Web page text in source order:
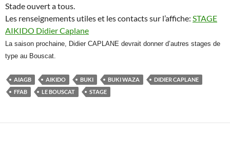
Stade ouvert a tous.
Les renseignements utiles et les contacts sur l’affiche: STAGE
AIKIDO Didier Caplane
La saison prochaine, Didier CAPLANE devrait donner d’autres stages de
type au Bouscat.
AIAGB AIKIDO BUKI BUKI WAZA
DIDIER CAPLANE
FFAB
LE BOUSCAT STAGE